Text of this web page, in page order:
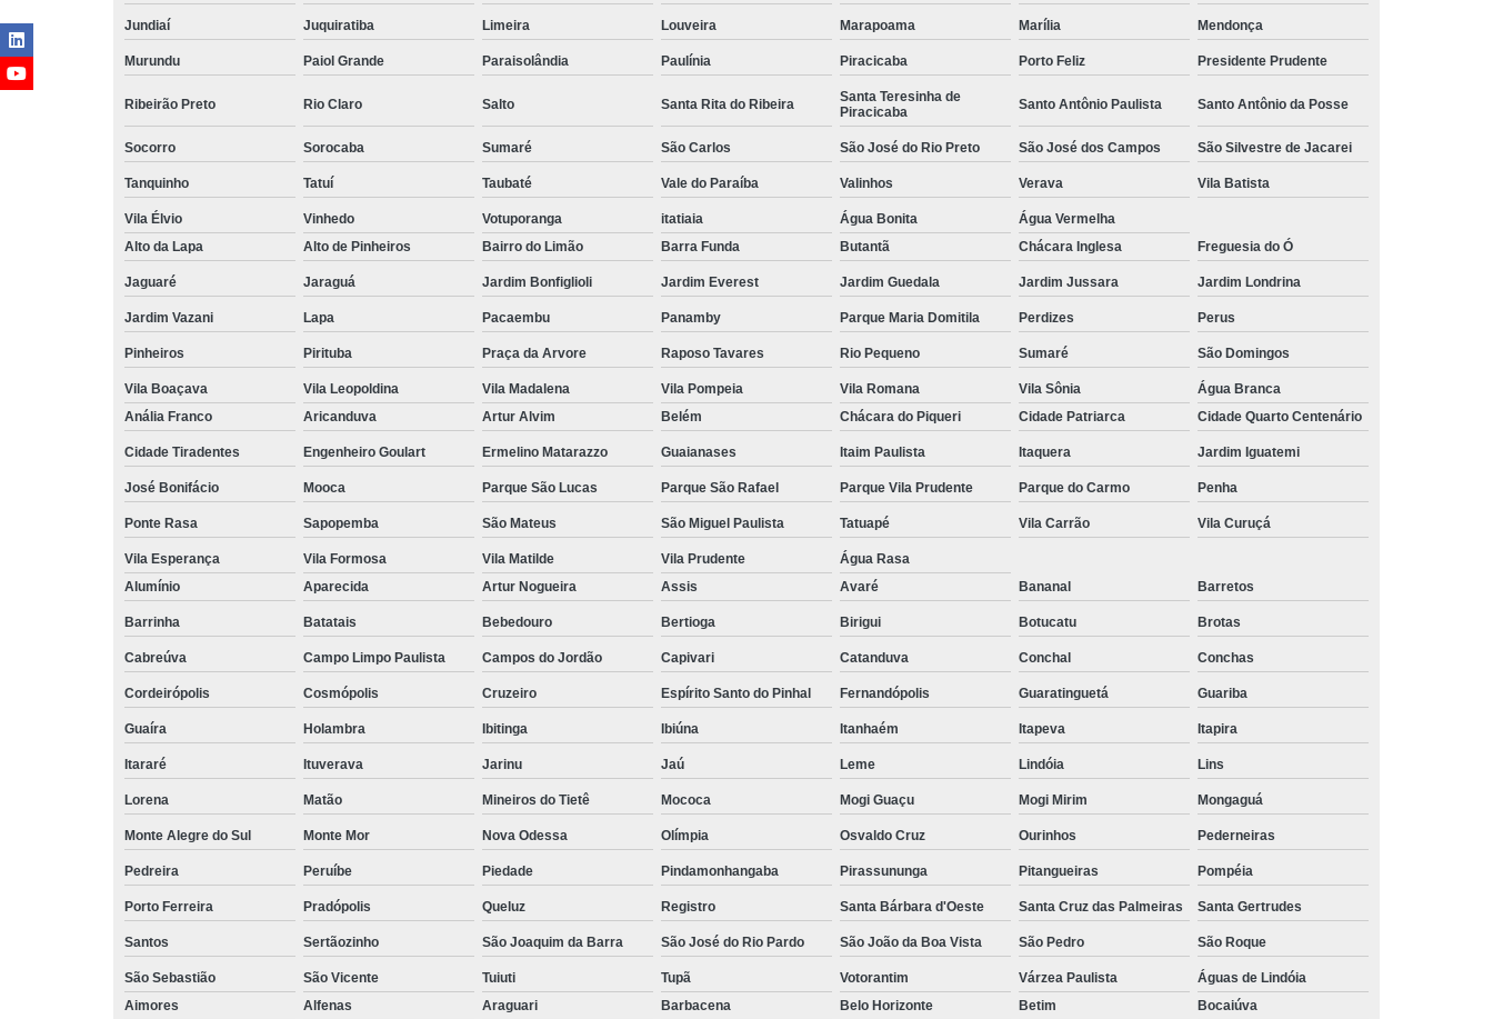
Jundiaí Juquiratiba Limeira Louveira Marapoama Marília Mendonça
Murundu Paiol Grande Paraisolândia Paulínia Piracicaba Porto Feliz Presidente Prudente
Ribeirão Preto Rio Claro Salto Santa Rita do Ribeira
Santa Teresinha de
Piracicaba
Santo Antônio Paulista Santo Antônio da Posse
Socorro Sorocaba Sumaré São Carlos São José do Rio Preto São José dos Campos São Silvestre de Jacarei
Tanquinho Tatuí Taubaté Vale do Paraíba Valinhos Verava Vila Batista
Vila Élvio Vinhedo Votuporanga itatiaia Água Bonita
Água Vermelha
Alto da Lapa
Alto de Pinheiros Bairro do Limão Barra Funda Butantã Chácara Inglesa Freguesia do Ó
Jaguaré Jaraguá Jardim Bonfiglioli Jardim Everest Jardim Guedala Jardim Jussara Jardim Londrina
Jardim Vazani Lapa Pacaembu Panamby Parque Maria Domitila Perdizes Perus
Pinheiros Pirituba Praça da Arvore Raposo Tavares Rio Pequeno Sumaré São Domingos
Vila Boaçava Vila Leopoldina Vila Madalena Vila Pompeia Vila Romana Vila Sônia
Água Branca
Anália Franco
Aricanduva Artur Alvim Belém Chácara do Piqueri Cidade Patriarca Cidade Quarto Centenário
Cidade Tiradentes Engenheiro Goulart Ermelino Matarazzo Guaianases Itaim Paulista Itaquera Jardim Iguatemi
José Bonifácio Mooca Parque São Lucas Parque São Rafael Parque Vila Prudente Parque do Carmo Penha
Ponte Rasa Sapopemba São Mateus São Miguel Paulista Tatuapé Vila Carrão Vila Curuçá
Vila Esperança Vila Formosa Vila Matilde Vila Prudente
Água Rasa
Alumínio
Aparecida Artur Nogueira Assis Avaré Bananal Barretos
Barrinha Batatais Bebedouro Bertioga Birigui Botucatu Brotas
Cabreúva Campo Limpo Paulista Campos do Jordão Capivari Catanduva Conchal Conchas
Cordeirópolis Cosmópolis Cruzeiro Espírito Santo do Pinhal Fernandópolis Guaratinguetá Guariba
Guaíra Holambra Ibitinga Ibiúna Itanhaém Itapeva Itapira
Itararé Ituverava Jarinu Jaú Leme Lindóia Lins
Lorena Matão Mineiros do Tietê Mococa Mogi Guaçu Mogi Mirim Mongaguá
Monte Alegre do Sul Monte Mor Nova Odessa Olímpia Osvaldo Cruz Ourinhos Pederneiras
Pedreira Peruíbe Piedade Pindamonhangaba Pirassununga Pitangueiras Pompéia
Porto Ferreira Pradópolis Queluz Registro Santa Bárbara d'Oeste Santa Cruz das Palmeiras Santa Gertrudes
Santos Sertãozinho São Joaquim da Barra São José do Rio Pardo São João da Boa Vista São Pedro São Roque
São Sebastião São Vicente Tuiuti Tupã Votorantim Várzea Paulista
Águas de Lindóia
Aimores
Alfenas Araguari Barbacena Belo Horizonte Betim Bocaiúva